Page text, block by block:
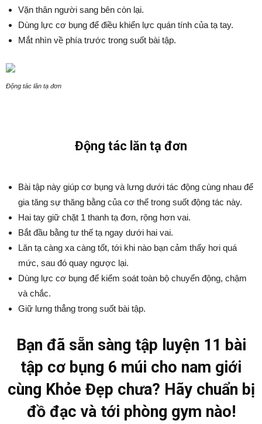
Vặn thân người sang bên còn lại.
Dùng lực cơ bụng để điều khiển lực quán tính của tạ tay.
Mắt nhìn về phía trước trong suốt bài tập.
Động tác lăn tạ đơn
Động tác lăn tạ đơn
Bài tập này giúp cơ bụng và lưng dưới tác động cùng nhau để
gia tăng sự thăng bằng của cơ thể trong suốt động tác này.
Hai tay giữ chặt 1 thanh tạ đơn, rộng hơn vai.
Bắt đầu bằng tư thế tạ ngay dưới hai vai.
Lăn tạ càng xa càng tốt, tới khi nào bạn cảm thấy hơi quá
mức, sau đó quay ngược lại.
Dùng lực cơ bụng để kiểm soát toàn bộ chuyển động, chậm
và chắc.
Giữ lưng thẳng trong suốt bài tập.
Bạn đã sẵn sàng tập luyện 11 bài
tập cơ bụng 6 múi cho nam giới
cùng Khỏe Đẹp chưa? Hãy chuẩn bị
đồ đạc và tới phòng gym nào!